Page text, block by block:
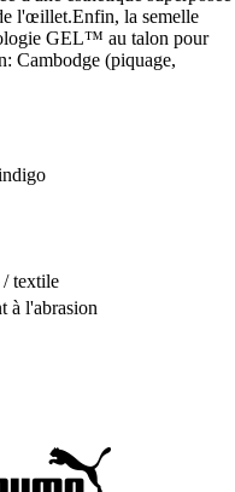
l'œillet.Enfin, la semelle
GEL™ au talon pour
Cambodge (piquage,
/ textile
à l'abrasion